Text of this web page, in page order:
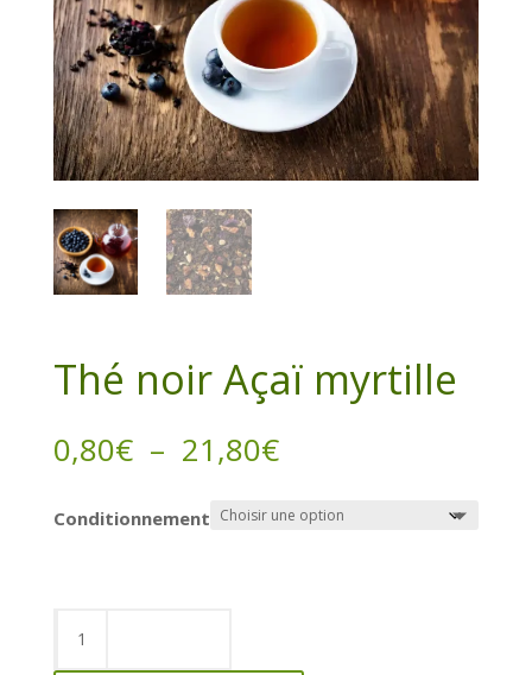
Thé noir Açaï myrtille
0,80€ – 21,80€Plage
prix :
0,80€
Conditionnement